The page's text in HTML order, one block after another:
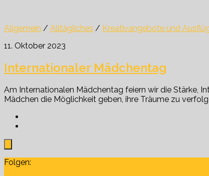
Allgemein / Alltägliches / Kreativangebote und
11. Oktober 2023
Internationaler Mädchentag
Am Internationalen Mädchentag feiern wir die Stärke,
Mädchen die Möglichkeit geben, ihre Träume zu
Folgen: